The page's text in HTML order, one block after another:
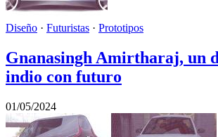
Diseño · Futuristas · Prototipos
Gnanasingh Amirtharaj, un
indio con futuro
01/05/2024